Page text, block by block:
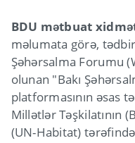
BDU mətbuat
məlumata görə,
Şəhərsalma Forumu
olunan "Bakı
platformasının əsas
Millətlər Təşkilatının
(UN-Habitat)